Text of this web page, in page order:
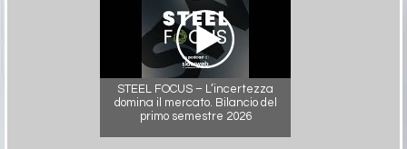
STEEL FOCUS – L’incertezza
domina il mercato. Bilancio del
primo semestre 2026